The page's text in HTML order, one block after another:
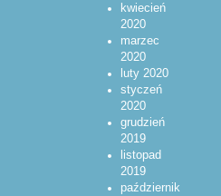
kwiecień
2020
marzec
2020
luty 2020
styczeń
2020
grudzień
2019
listopad
2019
październik